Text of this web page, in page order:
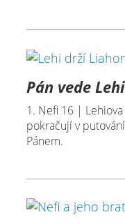
Pán vede
1. Nefi 16 |
pokračují v
Pánem.